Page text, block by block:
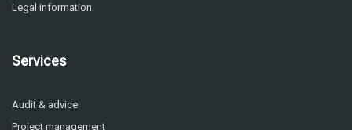
Legal information
Services
Audit & advice
Project management